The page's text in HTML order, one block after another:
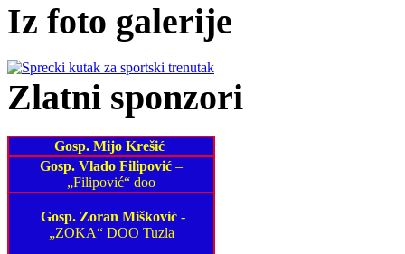
Iz foto galerije
Zlatni sponzori
Gosp. Mijo Krešić
Gosp. Vlado Filipović –
„Filipović“ doo
Gosp. Zoran Mišković -
„ZOKA“ DOO Tuzla